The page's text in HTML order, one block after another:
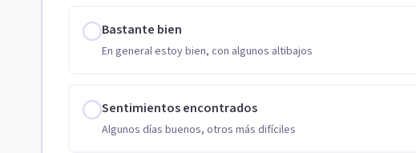
Bastante bien
En general estoy bien, con algunos altibajos
Sentimientos encontrados
Algunos días buenos, otros más difíciles